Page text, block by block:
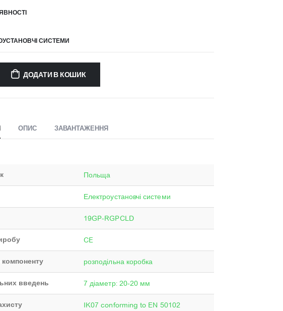
СИСТЕМИ
ДОДАТИ В КОШИК
ОПИС ЗАВАНТАЖЕННЯ
Польща
Електроустановчі системи
19GP-RGPCLD
CE
розподільна коробка
введень 7 діаметр: 20-20 мм
IK07 conforming to EN 50102